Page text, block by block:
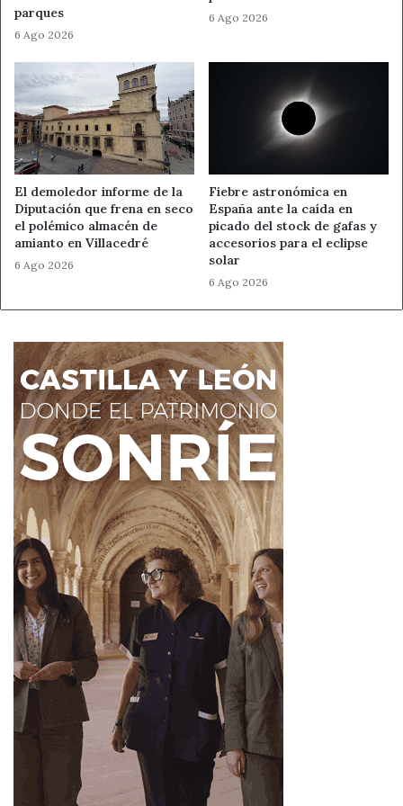
malentendidos si habla claro, sin rodeos y sin
adornar demasiado lo que necesita decir.
Capricornio — Trabajo: avanza con constancia,
especialmente si evita distracciones y se concentra
en una gestión que tenga efecto visible.
2 signos en ALERTA
Aries:evita responder en caliente o
comprometerte con más de lo que cabe en tu día.
Equilibra revisando la agenda antes de decir “sí”.
Escorpio:
cuidado con interpretar silencios como
ataques. Pregunta una vez, escucha la respuesta y no
conviertas una duda en discusión.
HORÓSCOPO SIGNO A SIGNO
Aries
Te conviene:empezar por lo urgente y dejar lo vistoso
para después.
Evita:aceptar un favor si ya vas justo de tiempo.
Amor: un mensaje directo funcionará mejor que una
indirecta.
Trabajo/Dinero:revisa plazos antes de confirmar una
entrega o pago.
Bienestar:baja revoluciones entre tareas.
Acción de 60 segundos:borra una obligación
prescindible de la agenda.
Tauro
Te conviene:
mirar números, tickets y suscripciones
antes de gastar.
comprar por cansancio o por compensar un mal
parques
6 Ago 2026
6 Ago 2026
El demoledor informe de la
Diputación que frena en seco
el polémico almacén de
amianto en Villacedré
6 Ago 2026
Fiebre astronómica en
España ante la caída en
picado del stock de gafas y
accesorios para el eclipse
solar
6 Ago 2026